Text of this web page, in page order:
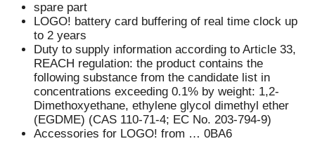
spare part
LOGO! battery card buffering of real time clock up
to 2 years
Duty to supply information according to Article 33,
REACH regulation: the product contains the
following substance from the candidate list in
concentrations exceeding 0.1% by weight: 1,2-
Dimethoxyethane, ethylene glycol dimethyl ether
(EGDME) (CAS 110-71-4; EC No. 203-794-9)
Accessories for LOGO! from … 0BA6